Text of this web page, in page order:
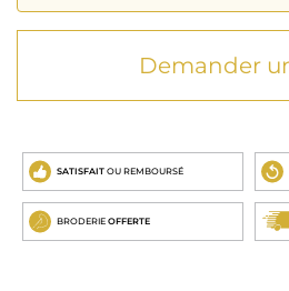
Demander
SATISFAIT OU REMBOURSÉ
BRODERIE OFFERTE